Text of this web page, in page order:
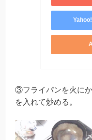
③フライパンを火に
を入れて炒める。